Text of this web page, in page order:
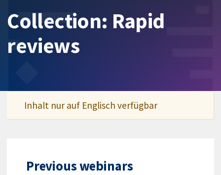
Collection: Rapid
reviews
Inhalt nur auf Englisch verfügbar
Previous webinars